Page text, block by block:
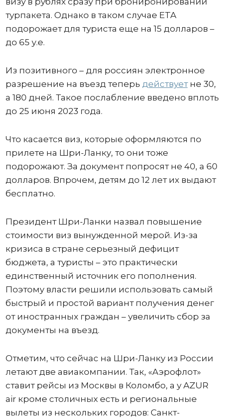
турпакета. Однако в таком случае ETA
подорожает для туриста еще на 15 долларов –
до 65 у.е.
Из позитивного – для россиян электронное
разрешение на въезд теперь действуетне 30,
а 180 дней. Такое послабление введено вплоть
до 25 июня 2023 года.
Что касается виз, которые оформляются по
прилете на Шри-Ланку, то они тоже
подорожают. За документ попросят не 40, а 60
долларов. Впрочем, детям до 12 лет их выдают
бесплатно.
Президент Шри-Ланки назвал повышение
стоимости виз вынужденной мерой. Из-за
кризиса в стране серьезный дефицит
бюджета, а туристы – это практически
единственный источник его пополнения.
Поэтому власти решили использовать самый
быстрый и простой вариант получения денег
от иностранных граждан – увеличить сбор за
документы на въезд.
Отметим, что сейчас на Шри-Ланку из России
летают две авиакомпании. Так, «Аэрофлот»
ставит рейсы из Москвы в Коломбо, а у AZUR
air кроме столичных есть и региональные
вылеты из нескольких городов: Санкт-